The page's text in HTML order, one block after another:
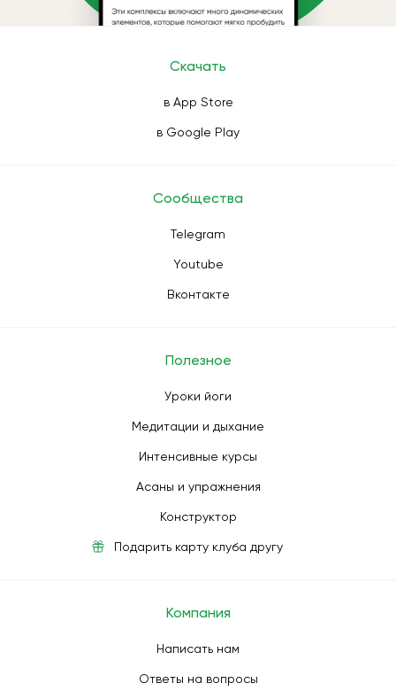
Скачать
в App Store
в Google Play
Сообщества
Telegram
Youtube
Вконтакте
Полезное
Уроки йоги
Медитации и дыхание
Интенсивные курсы
Асаны и упражнения
Конструктор
Подарить карту клуба другу
Компания
Написать нам
Ответы на вопросы